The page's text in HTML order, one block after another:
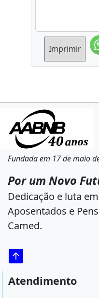
Imprimir
Fundada em 17 de maio
Por um Novo
Dedicação e luta
Aposentados e
Camed.
Atendimento